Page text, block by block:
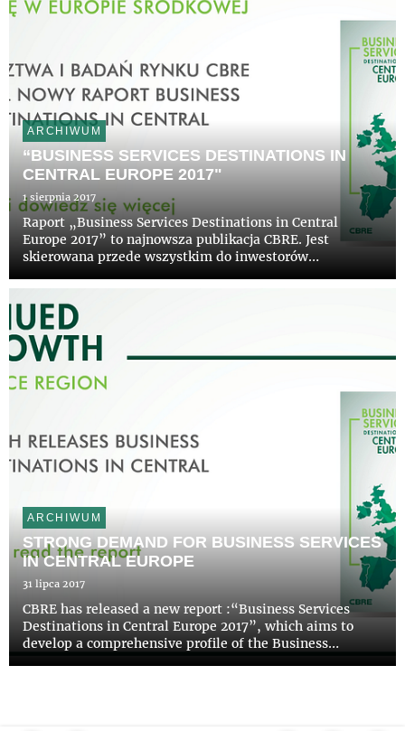
ARCHIWUM
“BUSINESS SERVICES DESTINATIONS IN
CENTRAL EUROPE 2017"
1 sierpnia 2017
Raport „Business Services Destinations in Central
Europe 2017” to najnowsza publikacja CBRE. Jest
skierowana przede wszystkim do inwestorów
charakterystyka sektora BSS w regionie Europy
Środkowej wraz z omówieniem sytuacji społ...
ARCHIWUM
STRONG DEMAND FOR BUSINESS SERVICES
IN CENTRAL EUROPE
31 lipca 2017
CBRE has released a new report :“Business Services
Destinations in Central Europe 2017”, which aims to
develop a comprehensive profile of the Business